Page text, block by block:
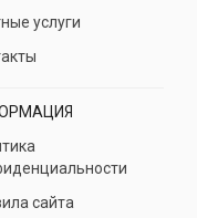
услуги
сайта